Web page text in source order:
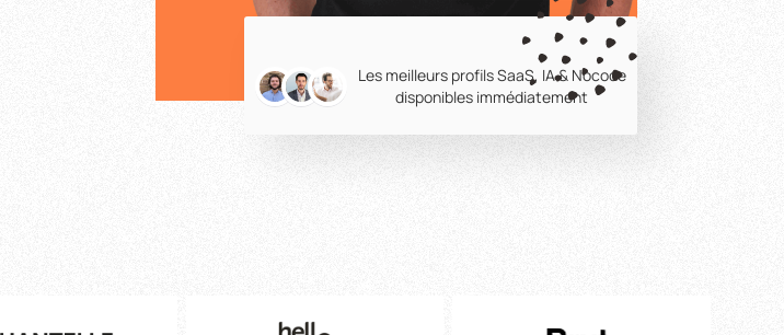
Les meilleurs profils SaaS, IA & Nocode
disponibles immédiatement